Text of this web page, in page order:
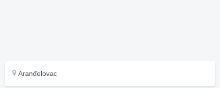
Aranđelovac